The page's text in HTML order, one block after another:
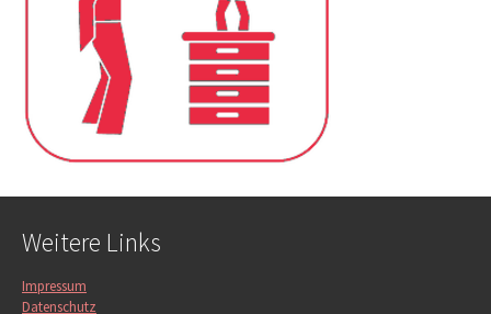
Weitere Links
Impressum
Datenschutz